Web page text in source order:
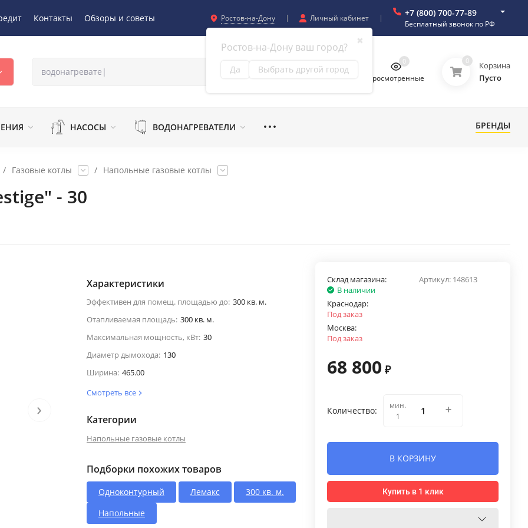
Контакты Обзоры и советы Ростов-на-Дону
✖
Ростов-на-Дону ваш город?
Да Выбрать другой город
Личный кабинет +7 (800) 700-77-89
Бесплатный звонок по РФ
Просмотренные
0 0
Корзина
Пусто
НАСОСЫ ВОДОНАГРЕВАТЕЛИ БРЕНДЫ
/ Газовые котлы / Напольные газовые котлы
- 30
›
Характеристики
Эффективен для помещ. площадью до: 300 кв. м.
Отапливаемая площадь: 300 кв. м.
Максимальная мощность, кВт: 30
Диаметр дымохода: 130
Ширина: 465.00
Смотреть все
Категории
Напольные газовые котлы
Подборки похожих товаров
Одноконтурный Лемакс
300 кв. м.
Напольные
Артикул: 148613
Склад магазина:
В наличии
Краснодар:
Под заказ
Москва:
Под заказ
68 800 ₽
Количество:
мин.
1
В КОРЗИНУ
Купить в 1 клик